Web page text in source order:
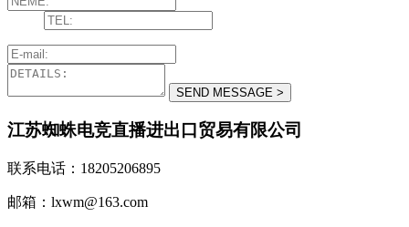
江苏蜘蛛电竞直播进出口贸易有限公司
联系电话：18205206895
邮箱：lxwm@163.com